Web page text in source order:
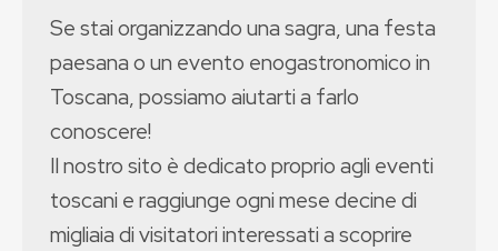
Se stai organizzando una sagra, una festa
paesana o un evento enogastronomico in
Toscana, possiamo aiutarti a farlo
conoscere!
Il nostro sito è dedicato proprio agli eventi
toscani e raggiunge ogni mese decine di
migliaia di visitatori interessati a scoprire